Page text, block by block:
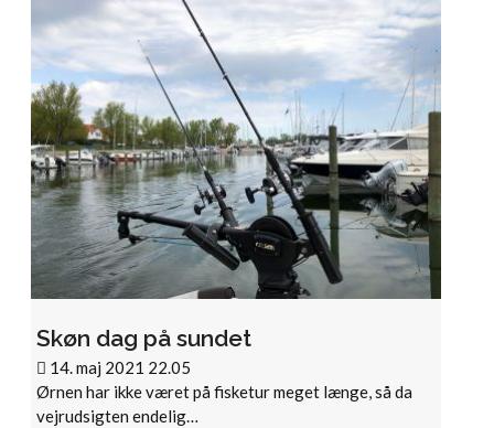
Skøn dag på sundet
14. maj 2021 22.05
Ørnen har ikke været på fisketur meget længe, så da
vejrudsigten endelig…